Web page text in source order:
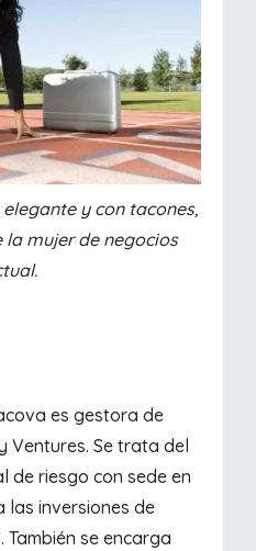
y con tacones,
la mujer de negocios
es gestora de
Ventures. Se trata del
de riesgo con sede en
las inversiones de
se encarga